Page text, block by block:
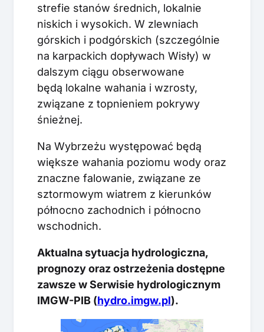
strefie stanów średnich, lokalnie
niskich i wysokich. W zlewniach
górskich i podgórskich (szczególnie
na karpackich dopływach Wisły) w
dalszym ciągu obserwowane
będą lokalne wahania i wzrosty,
związane z topnieniem pokrywy
śnieżnej.
Na Wybrzeżu występować będą
większe wahania poziomu wody oraz
znaczne falowanie, związane ze
sztormowym wiatrem z kierunków
północno zachodnich i północno
wschodnich.
Aktualna sytuacja hydrologiczna,
prognozy oraz ostrzeżenia dostępne
zawsze w Serwisie hydrologicznym
IMGW-PIB (hydro.imgw.pl).